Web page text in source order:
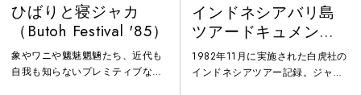
ひばりと寝ジャカ
（Butoh Festival '85）
象やワニや魑魅魍魎たち、近代も
自我も知らないプレミティブな生
インドネシアバリ島
ツアードキュメント
「風より速く」
1982年11月に実施された白虎社の
インドネシアツアー記録。ジャカ